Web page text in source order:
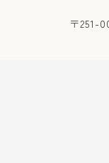
〒251-